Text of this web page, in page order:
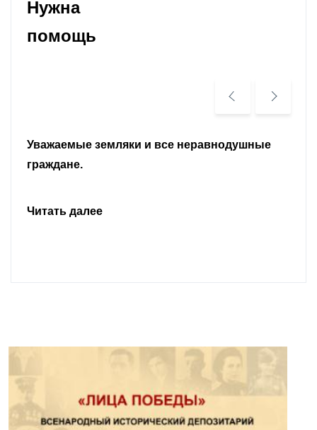
Нужна
помощь
Уважаемые земляки и все неравнодушные
граждане.
Читать далее